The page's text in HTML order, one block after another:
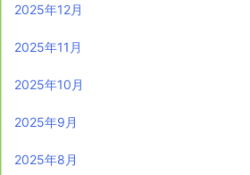
2025年12月
2025年11月
2025年10月
2025年9月
2025年8月